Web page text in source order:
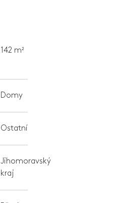
142 m²
Domy
Ostatní
Jihomoravský
kraj